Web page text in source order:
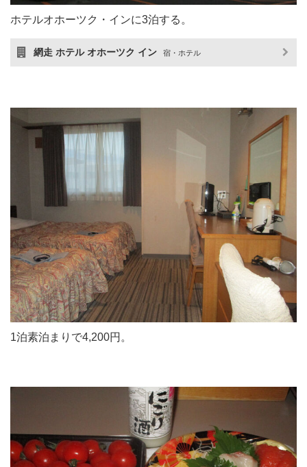
ホテルオホーツク・インに3泊する。
網走 ホテル オホーツク イン 宿・ホテル
1泊素泊まりで4,200円。